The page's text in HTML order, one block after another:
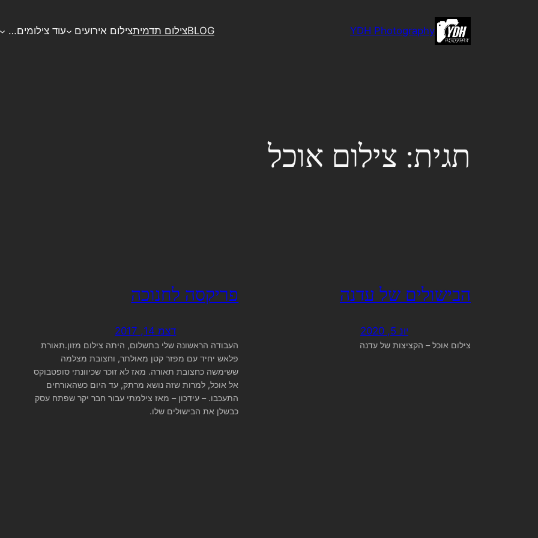
YDH Photography
BLOGצילום תדמיתצילום אירועים עוד צילומים…
תגית: צילום אוכל
הבישולים של עדנה
יונ 5, 2020
צילום אוכל – הקציצות של עדנה
פריקסה לחנוכה
דצמ 14, 2017
העבודה הראשונה שלי בתשלום, היתה צילום מזון.תאורת
פלאש יחיד עם מפזר קטן מאולתר, וחצובת מצלמה
ששימשה כחצובת תאורה. מאז לא זוכר שכיוונתי סופטבוקס
אל אוכל, למרות שזה נושא מרתק, עד היום כשהאורחים
התעכבו. – עידכון – מאז צילמתי עבור חבר יקר שפתח עסק
כבשלן את הבישולים שלו.